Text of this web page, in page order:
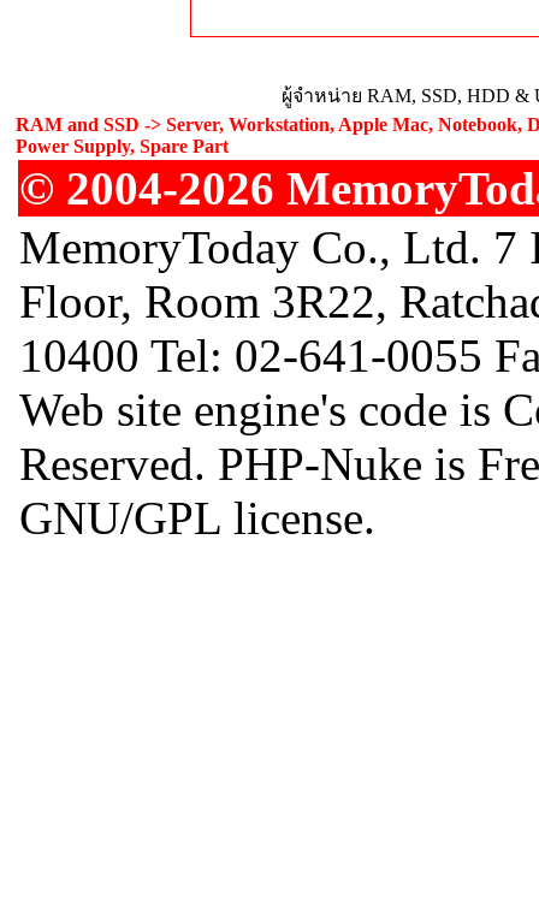
ผู้จำหน่าย RAM, SSD, HDD &
RAM and SSD -> Server, Workstation, Apple Mac, Notebook,
Power Supply, Spare Part
© 2004-2026
MemoryToday Co., Ltd.
Floor, Room 3R22,
10400 Tel: 02-641-0055
Web site engine's code is
Reserved. PHP-Nuke is
GNU/GPL license.